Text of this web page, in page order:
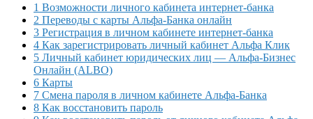
1 Возможности личного кабинета интернет-банка
2 Переводы с карты Альфа-Банка онлайн
3 Регистрация в личном кабинете интернет-банка
4 Как зарегистрировать личный кабинет Альфа Клик
5 Личный кабинет юридических лиц — Альфа-Бизнес
Онлайн (ALBO)
6 Карты
7 Смена пароля в личном кабинете Альфа-Банка
8 Как восстановить пароль